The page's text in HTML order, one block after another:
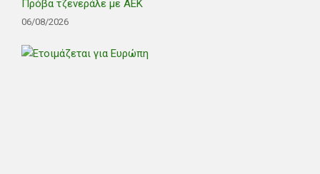
Πρόβα τζενεράλε με ΑΕΚ
06/08/2026